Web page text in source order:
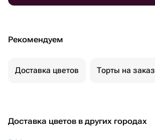
Рекомендуем
Доставка цветов Торты на заказ
Доставка цветов в других городах